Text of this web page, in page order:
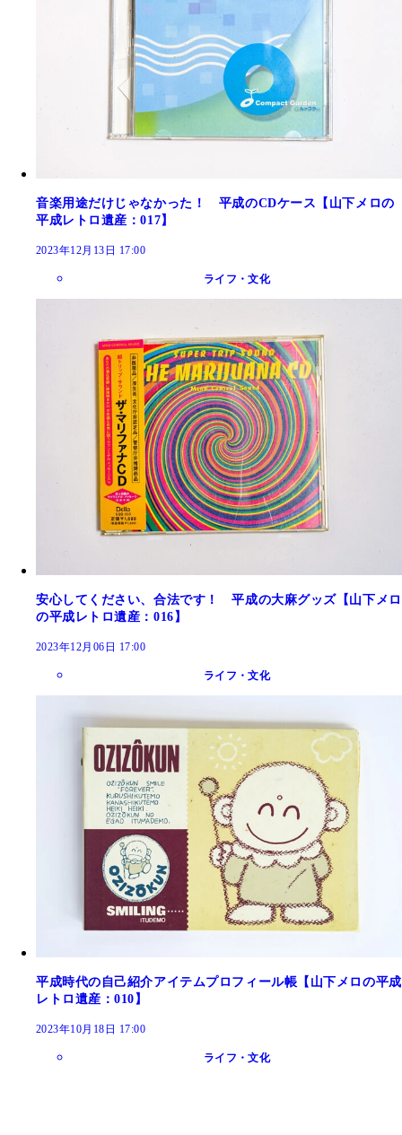
音楽用途だけじゃなかった！ 平成のCDケース【山下メロの
平成レトロ遺産：017】
2023年12月13日 17:00
ライフ・文化
安心してください、合法です！ 平成の大麻グッズ【山下メロ
の平成レトロ遺産：016】
2023年12月06日 17:00
ライフ・文化
平成時代の自己紹介アイテムプロフィール帳【山下メロの平成
レトロ遺産：010】
2023年10月18日 17:00
ライフ・文化